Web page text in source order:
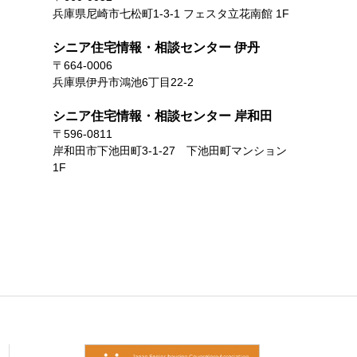
兵庫県尼崎市七松町1-3-1 フェスタ立花南館 1F
シニア住宅情報・相談センター 伊丹
〒664-0006
兵庫県伊丹市鴻池6丁目22-2
シニア住宅情報・相談センター 岸和田
〒596-0811
岸和田市下池田町3-1-27 下池田町マンション
1F